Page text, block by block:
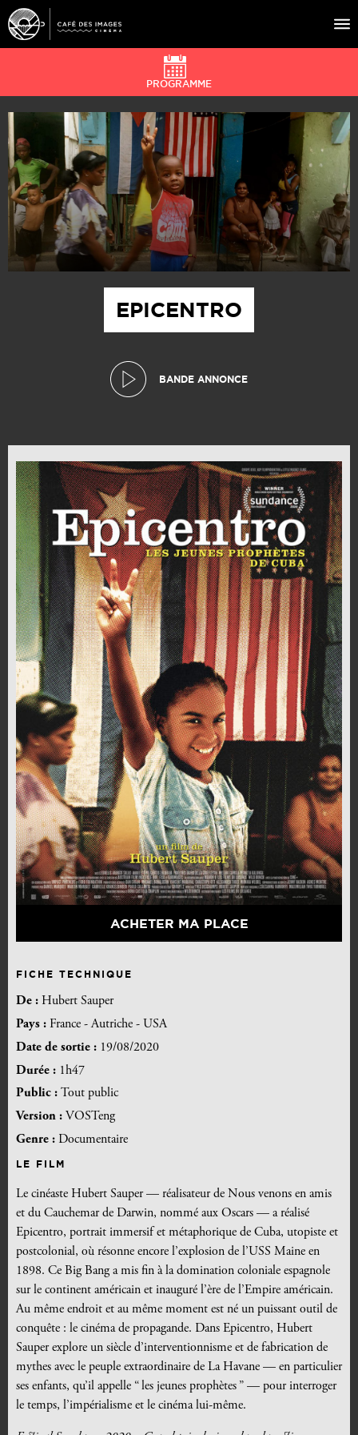
À L’AFFICHE
ÉVÉNEMENTS
CAFÉ DU CINÉ
PRATIQUE
ÉDUCATION AUX IMAGES
EPICENTRO
BANDE ANNONCE
ACHETER MA PLACE
FICHE TECHNIQUE
De : Hubert Sauper
Pays : France - Autriche - USA
Date de sortie : 19/08/2020
Durée : 1h47
Public : Tout public
Version : VOSTeng
Genre : Documentaire
LE FILM
Le cinéaste Hubert Sauper — réalisateur de Nous venons en amis
et du Cauchemar de Darwin, nommé aux Oscars — a réalisé
Epicentro, portrait immersif et métaphorique de Cuba, utopiste et
postcolonial, où résonne encore l’explosion de l’USS Maine en
1898. Ce Big Bang a mis fin à la domination coloniale espagnole
sur le continent américain et inauguré l’ère de l’Empire américain.
Au même endroit et au même moment est né un puissant outil de
conquête : le cinéma de propagande. Dans Epicentro, Hubert
Sauper explore un siècle d’interventionnisme et de fabrication de
mythes avec le peuple extraordinaire de La Havane — en particulier
ses enfants, qu’il appelle “ les jeunes prophètes ” — pour interroger
le temps, l’impérialisme et le cinéma lui-même.
PROGRAMME